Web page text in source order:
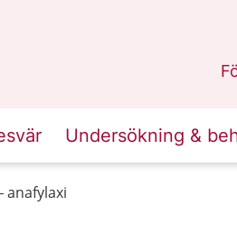
Undersökning &
anafylaxi